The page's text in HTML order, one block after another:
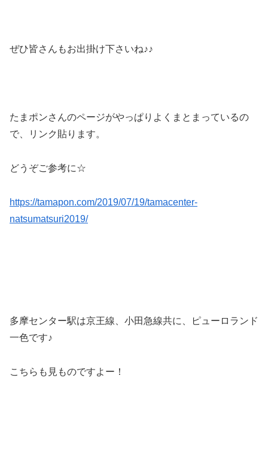
ぜひ皆さんもお出掛け下さいね♪♪
たまポンさんのページがやっぱりよくまとまっているの
で、リンク貼ります。
どうぞご参考に☆
https://tamapon.com/2019/07/19/tamacenter-
natsumatsuri2019/
多摩センター駅は京王線、小田急線共に、ピューロランド
一色です♪
こちらも見ものですよー！